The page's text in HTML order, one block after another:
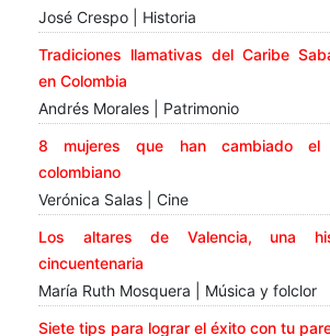
José Crespo | Historia
Tradiciones llamativas del Caribe
en Colombia
Andrés Morales | Patrimonio
8 mujeres que han cambiado el
colombiano
Verónica Salas | Cine
Los altares de Valencia, una
cincuentenaria
María Ruth Mosquera | Música y folclor
Siete tips para lograr el éxito con tu